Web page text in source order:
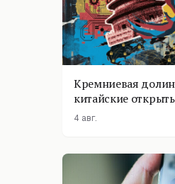
Кремниевая
китайские
4 авг.